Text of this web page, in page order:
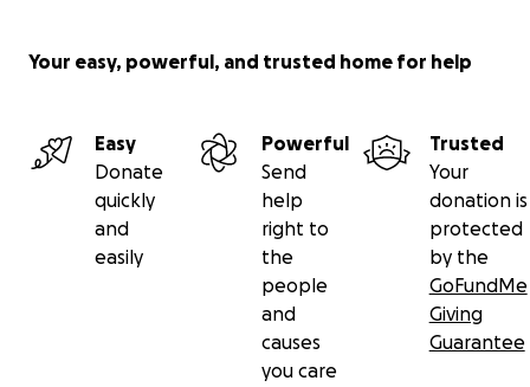
Your easy, powerful, and trusted home for help
Easy
Donate
quickly
and
easily
Powerful
Send
help
right to
the
people
and
causes
you care
Trusted
Your
donation is
protected
by the
GoFundMe
Giving
Guarantee